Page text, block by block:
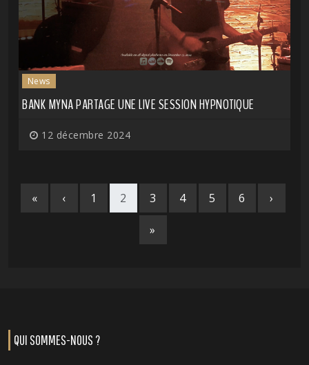
News
BANK MYNA PARTAGE UNE LIVE SESSION HYPNOTIQUE
12 décembre 2024
« ‹ 1 2 3 4 5 6 ›
»
QUI SOMMES-NOUS ?